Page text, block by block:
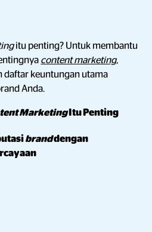
itu penting? Untuk membantu
content marketing,
daftar keuntungan utama
Anda.
MarketingItu Penting
branddengan